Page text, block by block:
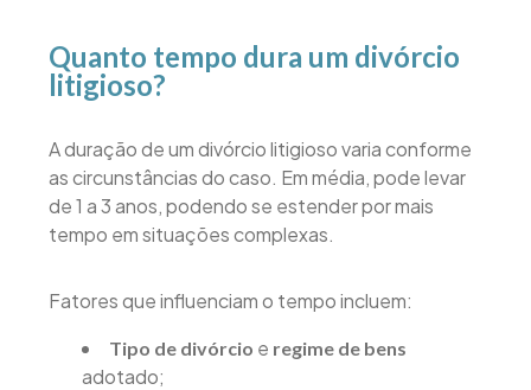
Quanto tempo dura um divórcio
litigioso?
A duração de um divórcio litigioso varia conforme
as circunstâncias do caso. Em média, pode levar
de 1 a 3 anos, podendo se estender por mais
tempo em situações complexas.
Fatores que influenciam o tempo incluem:
Tipo de divórcio e regime de bens
adotado;